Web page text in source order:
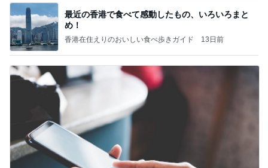
最近の香港で食べて感動したもの、いろいろまと
め！
香港在住えりのおいしい食べ歩きガイド 13日前